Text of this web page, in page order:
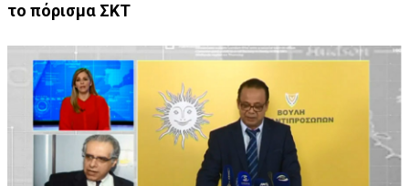
το πόρισμα ΣΚΤ